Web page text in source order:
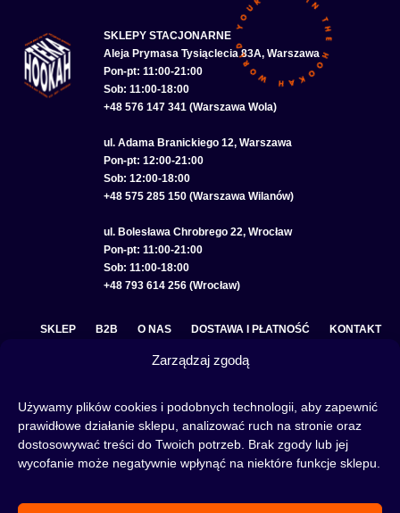
Zarządzaj zgodą
Używamy plików cookies i podobnych technologii, aby zapewnić
prawidłowe działanie sklepu, analizować ruch na stronie oraz
dostosowywać treści do Twoich potrzeb. Brak zgody lub jej
wycofanie może negatywnie wpłynąć na niektóre funkcje sklepu.
SKLEPY STACJONARNE
Aleja Prymasa Tysiąclecia 83A, Warszawa
Pon-pt: 11:00-21:00
Sob: 11:00-18:00
+48 576 147 341 (Warszawa Wola)
ul. Adama Branickiego 12, Warszawa
Pon-pt: 12:00-21:00
Sob: 12:00-18:00
+48 575 285 150 (Warszawa Wilanów)
ul. Bolesława Chrobrego 22, Wrocław
Pon-pt: 11:00-21:00
Sob: 11:00-18:00
+48 793 614 256 (Wrocław)
SKLEP B2B O NAS DOSTAWA I PŁATNOŚĆ KONTAKT
POLITYKA PRYWATNOŚCI